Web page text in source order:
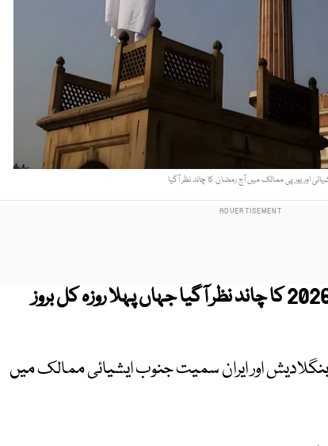
اور یورپی ممالک میں آج رمضان کا چاند نظر آگیا
ایشیائی اور یورپی ممالک میں رمضان 2026 کا چاند نظر آگیا جہاں پہلا روزہ کل بروز
اور ایران سمیت جنوب ایشیائی ممالک میں